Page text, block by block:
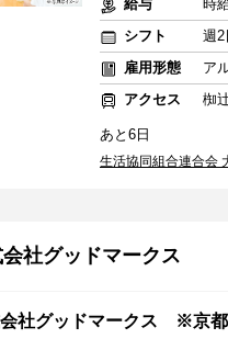
給与
時
シフト
週2
雇用形態
ア
アクセス
椥
あと6日
生活協同組合連合会
社グッドマークス
社グッドマークス ※京